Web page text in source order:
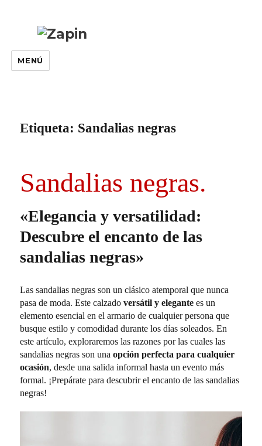
MENÚ
Etiqueta: Sandalias negras
Sandalias negras.
«Elegancia y versatilidad:
Descubre el encanto de las
sandalias negras»
Las sandalias negras son un clásico atemporal que nunca
pasa de moda. Este calzadoversátil y elegante es un
elemento esencial en el armario de cualquier persona que
busque estilo y comodidad durante los días soleados. En
este artículo, exploraremos las razones por las cuales las
sandalias negras son unaopción perfecta para cualquier
ocasión, desde una salida informal hasta un evento más
formal. ¡Prepárate para descubrir el encanto de las sandalias
negras!